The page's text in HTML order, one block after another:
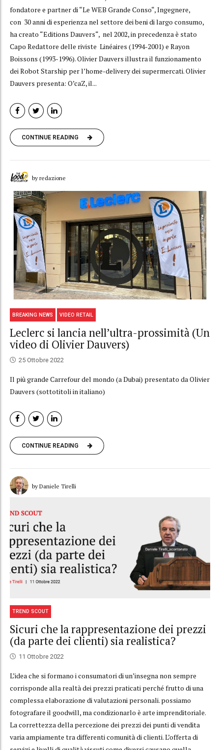
fondatore e partner di “Le WEB Grande Conso“, Ingegnere,
con 30 anni di esperienza nel settore dei beni di largo consumo,
ha creato “Editions Dauvers“, nel 2002, in precedenza è stato
Capo Redattore delle riviste Linéaires (1994-2001) e Rayon
Boissons (1993-1996). Olivier Dauvers illustra il funzionamento
dei Robot Starship per l’home-delivery dei supermercati. Olivier
Dauvers presenta: O’caZ, il...
CONTINUE READING
by redazione
BREAKING NEWS VIDEO RETAIL
Leclerc si lancia nell’ultra-prossimità (Un
video di Olivier Dauvers)
25 Ottobre 2022
Il più grande Carrefour del mondo (a Dubai) presentato da Olivier
Dauvers (sottotitoli in italiano)
CONTINUE READING
by Daniele Tirelli
TREND SCOUT
Sicuri che la rappresentazione dei prezzi
(da parte dei clienti) sia realistica?
11 Ottobre 2022
L’idea che si formano i consumatori di un’insegna non sempre
corrisponde alla realtà dei prezzi praticati perché frutto di una
complessa elaborazione di valutazioni personali. possiamo
fotografare il goodwill, ma condizionarlo è arte imprenditoriale.
La correttezza della percezione dei prezzi dei punti di vendita
varia ampiamente tra differenti comunità di clienti. L’offerta di